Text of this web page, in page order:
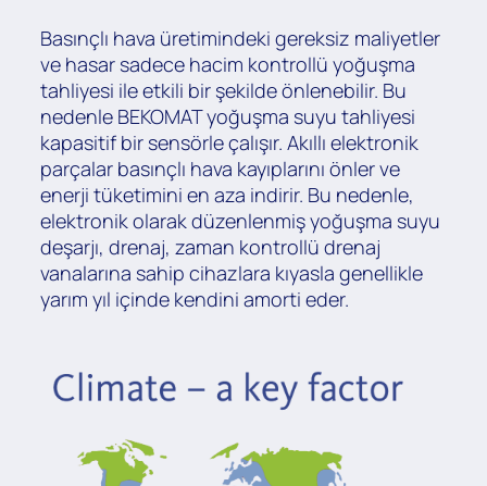
Basınçlı hava üretimindeki gereksiz maliyetler
ve hasar sadece hacim kontrollü yoğuşma
tahliyesi ile etkili bir şekilde önlenebilir. Bu
nedenle BEKOMAT yoğuşma suyu tahliyesi
kapasitif bir sensörle çalışır. Akıllı elektronik
parçalar basınçlı hava kayıplarını önler ve
enerji tüketimini en aza indirir. Bu nedenle,
elektronik olarak düzenlenmiş yoğuşma suyu
deşarjı, drenaj, zaman kontrollü drenaj
vanalarına sahip cihazlara kıyasla genellikle
yarım yıl içinde kendini amorti eder.